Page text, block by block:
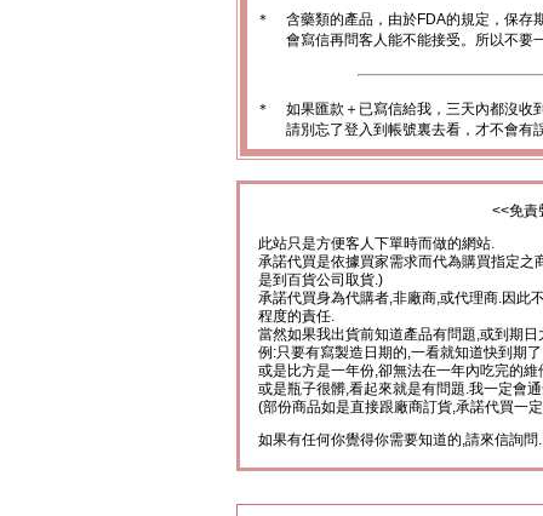
＊
含藥類的產品，由於FDA的規定，保存
會寫信再問客人能不能接受。所以不要
＊
如果匯款＋已寫信給我，三天內都沒收
請別忘了登入到帳號裏去看，才不會有
<<免責
此站只是方便客人下單時而做的網站.
承諾代買是依據買家需求而代為購買指定之
是到百貨公司取貨.)
承諾代買身為代購者,非廠商,或代理商.因此
程度的責任.
當然如果我出貨前知道產品有問題,或到期
例:只要有寫製造日期的,一看就知道快到期
或是比方是一年份,卻無法在一年內吃完的維
或是瓶子很髒,看起來就是有問題.我一定會
(部份商品如是直接跟廠商訂貨,承諾代買一
如果有任何你覺得你需要知道的,請來信詢問.